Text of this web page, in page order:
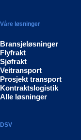
Våre løsninger
Bransjeløsninger
Flyfrakt
Sjøfrakt
Veitransport
Prosjekt transport
Kontraktslogistik
Alle løsninger
DSV